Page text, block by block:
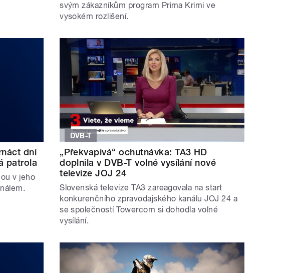
svým zákazníkům program Prima Krimi ve
vysokém rozlišení.
dní
patrola
v jeho
DVB-T
„Překvapivá“ ochutnávka: TA3 HD
doplnila v DVB-T volné vysílání nové
televize JOJ 24
Slovenská televize TA3 zareagovala na start
konkurenčního zpravodajského kanálu JOJ 24 a
se společností Towercom si dohodla volné
vysílání.